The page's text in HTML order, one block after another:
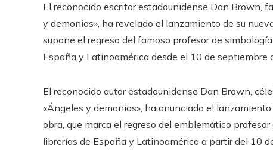
El reconocido escritor estadounidense Dan Brown,
y demonios», ha revelado el lanzamiento de su
supone el regreso del famoso profesor de
España y Latinoamérica desde el 10 de
El reconocido autor estadounidense Dan Brown,
«Ángeles y demonios», ha anunciado el
obra, que marca el regreso del emblemático
librerías de España y Latinoamérica a partir del 10